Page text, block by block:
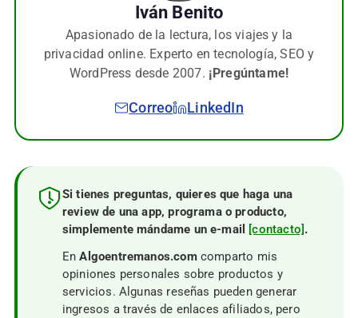
Iván Benito
Apasionado de la lectura, los viajes y la
privacidad online. Experto en tecnología, SEO y
WordPress desde 2007. ¡Pregúntame!
Correo LinkedIn
Si tienes preguntas, quieres que haga una
review de una app, programa o producto,
simplemente mándame un e-mail [contacto].
EnAlgoentremanos.comcomparto mis
opiniones personales sobre productos y
servicios. Algunas reseñas pueden generar
ingresos a través de enlaces afiliados, pero